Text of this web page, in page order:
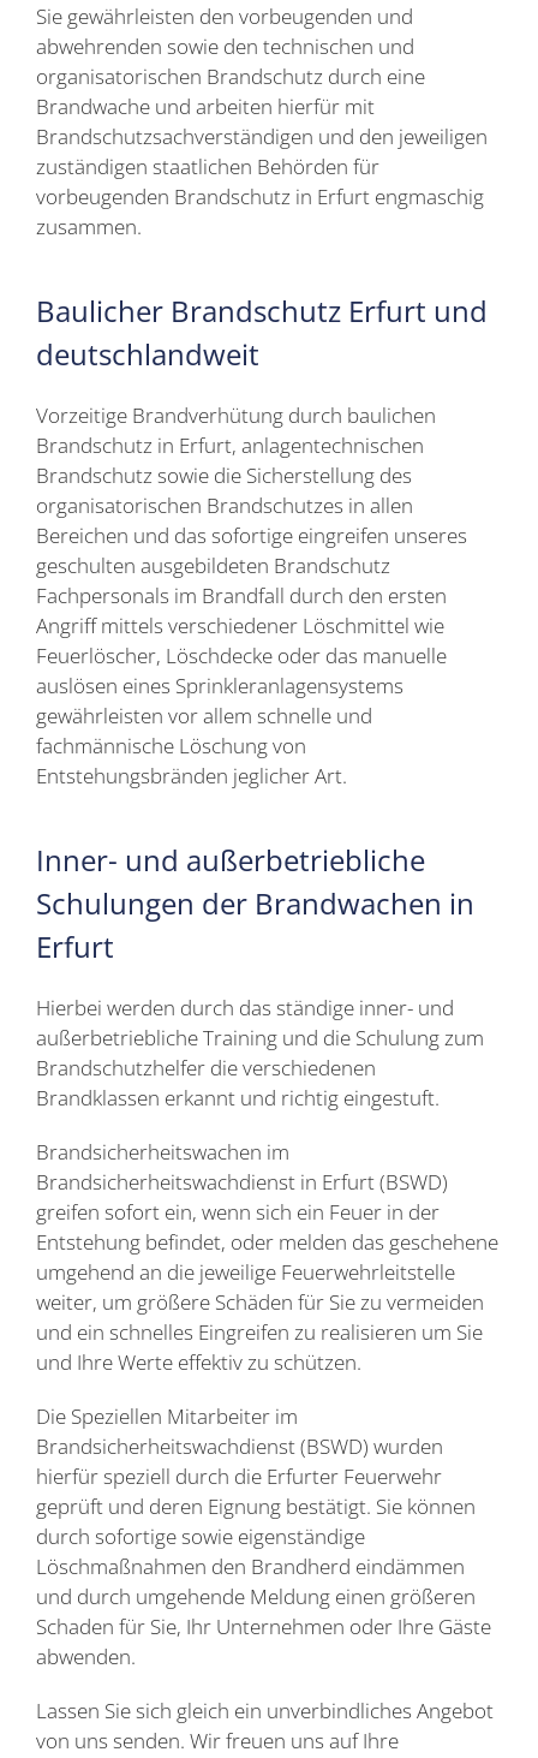
Sie gewährleisten den vorbeugenden und
abwehrenden sowie den technischen und
organisatorischen Brandschutz durch eine
Brandwache und arbeiten hierfür mit
Brandschutzsachverständigen und den jeweiligen
zuständigen staatlichen Behörden für
vorbeugenden Brandschutz in Erfurt engmaschig
zusammen.
Baulicher Brandschutz Erfurt und
deutschlandweit
Vorzeitige Brandverhütung durch baulichen
Brandschutz in Erfurt, anlagentechnischen
Brandschutz sowie die Sicherstellung des
organisatorischen Brandschutzes in allen
Bereichen und das sofortige eingreifen unseres
geschulten ausgebildeten Brandschutz
Fachpersonals im Brandfall durch den ersten
Angriff mittels verschiedener Löschmittel wie
Feuerlöscher, Löschdecke oder das manuelle
auslösen eines Sprinkleranlagensystems
gewährleisten vor allem schnelle und
fachmännische Löschung von
Entstehungsbränden jeglicher Art.
Inner- und außerbetriebliche
Schulungen der Brandwachen in
Erfurt
Hierbei werden durch das ständige inner- und
außerbetriebliche Training und die Schulung zum
Brandschutzhelfer die verschiedenen
Brandklassen erkannt und richtig eingestuft.
Brandsicherheitswachen im
Brandsicherheitswachdienst in Erfurt (BSWD)
greifen sofort ein, wenn sich ein Feuer in der
Entstehung befindet, oder melden das geschehene
umgehend an die jeweilige Feuerwehrleitstelle
weiter, um größere Schäden für Sie zu vermeiden
und ein schnelles Eingreifen zu realisieren um Sie
und Ihre Werte effektiv zu schützen.
Die Speziellen Mitarbeiter im
Brandsicherheitswachdienst (BSWD) wurden
hierfür speziell durch die Erfurter Feuerwehr
geprüft und deren Eignung bestätigt. Sie können
durch sofortige sowie eigenständige
Löschmaßnahmen den Brandherd eindämmen
und durch umgehende Meldung einen größeren
Schaden für Sie, Ihr Unternehmen oder Ihre Gäste
abwenden.
Lassen Sie sich gleich ein unverbindliches Angebot
von uns senden. Wir freuen uns auf Ihre